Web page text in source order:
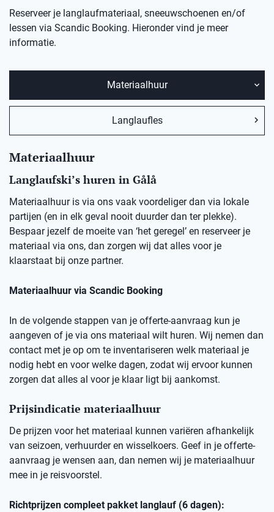
Reserveer je langlaufmateriaal, sneeuwschoenen en/of
lessen via Scandic Booking. Hieronder vind je meer
informatie.
Materiaalhuur
Langlaufles
Materiaalhuur
Langlaufski’s huren in Gålå
Materiaalhuur is via ons vaak voordeliger dan via lokale
partijen (en in elk geval nooit duurder dan ter plekke).
Bespaar jezelf de moeite van ‘het geregel’ en reserveer je
materiaal via ons, dan zorgen wij dat alles voor je
klaarstaat bij onze partner.
Materiaalhuur via Scandic Booking
In de volgende stappen van je offerte-aanvraag kun je
aangeven of je via ons materiaal wilt huren. Wij nemen dan
contact met je op om te inventariseren welk materiaal je
nodig hebt en voor welke dagen, zodat wij ervoor kunnen
zorgen dat alles al voor je klaar ligt bij aankomst.
Prijsindicatie materiaalhuur
De prijzen voor het materiaal kunnen variëren afhankelijk
van seizoen, verhuurder en wisselkoers. Geef in je offerte-
aanvraag je wensen aan, dan nemen wij je materiaalhuur
mee in je reisvoorstel.
Richtprijzen compleet pakket langlauf (6 dagen):